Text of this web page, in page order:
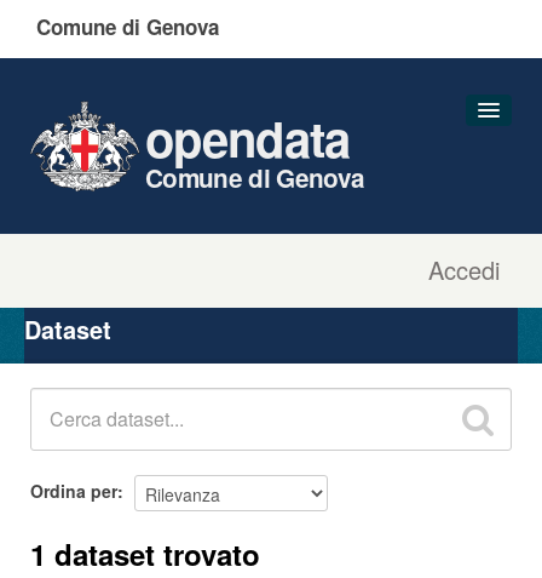
Comune di Genova
Accedi
opendata
Comune di Genova
Organizzazioni
Gruppi
Dataset
Ordina per
1 dataset trovato